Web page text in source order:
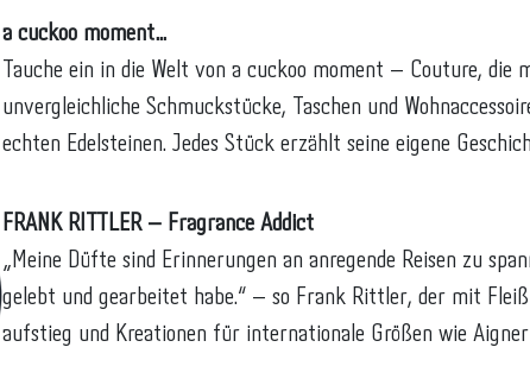
a cuckoo moment…
Tauche ein in die Welt von a cuckoo moment – Couture,
unvergleichliche Schmuckstücke, Taschen und
echten Edelsteinen. Jedes Stück erzählt seine eigene
FRANK RITTLER – Fragrance Addict
„Meine Düfte sind Erinnerungen an anregende Reisen zu
gelebt und gearbeitet habe.“ – so Frank Rittler, der mit
aufstieg und Kreationen für internationale Größen wie